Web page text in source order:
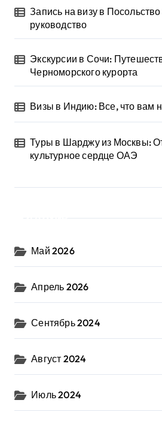
Запись на визу в
руководство
Экскурсии в Сочи:
Черноморского курорта
Визы в Индию: Все, что вам
Туры в Шарджу из Москвы:
культурное сердце ОАЭ
Май 2026
Апрель 2026
Сентябрь 2024
Август 2024
Июль 2024